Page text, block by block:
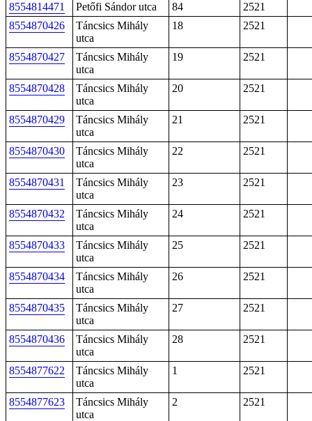
8554814471
Petőfi Sándor utca 84
2521
8554870426
Táncsics Mihály
utca
18 2521
8554870427
Táncsics Mihály
utca
19 2521
8554870428
Táncsics Mihály
utca
20 2521
8554870429
Táncsics Mihály
utca
21 2521
8554870430
Táncsics Mihály
utca
22 2521
8554870431
Táncsics Mihály
utca
23 2521
8554870432
Táncsics Mihály
utca
24 2521
8554870433
Táncsics Mihály
utca
25 2521
8554870434
Táncsics Mihály
utca
26 2521
8554870435
Táncsics Mihály
utca
27 2521
8554870436
Táncsics Mihály
utca
28 2521
8554877622
Táncsics Mihály
utca
1 2521
8554877623
Táncsics Mihály
utca
2 2521